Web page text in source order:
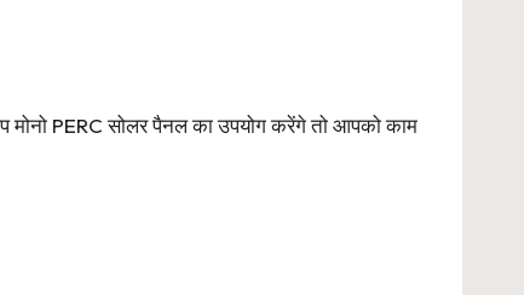
PERC सोलर पैनल का उपयोग करेंगे तो आपको काम